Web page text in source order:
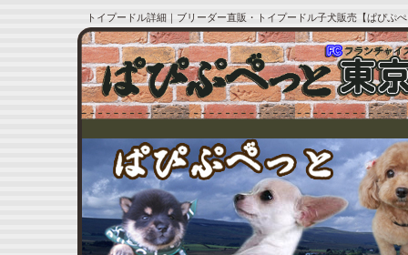
トイプードル詳細｜ブリーダー直販・トイプードル子犬販売【ぱぴぷ